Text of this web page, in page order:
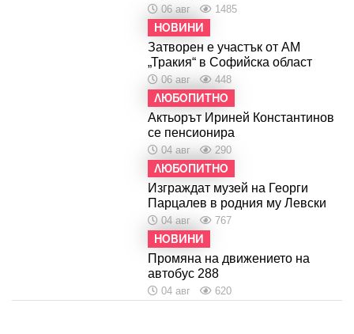
06 авг 1485
НОВИНИ
Затворен е участък от АМ
„Тракия“ в Софийска област
06 авг 448
ЛЮБОПИТНО
Актьорът Ириней Константинов
се пенсионира
04 авг 290
ЛЮБОПИТНО
Изграждат музей на Георги
Парцалев в родния му Левски
04 авг 767
НОВИНИ
Промяна на движението на
автобус 288
04 авг 620